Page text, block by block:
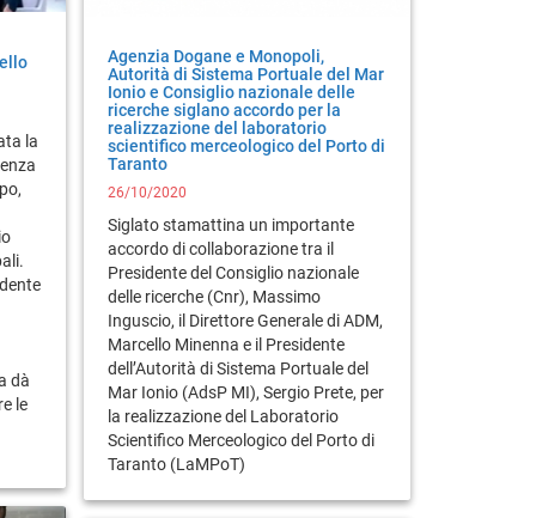
la
dà
le
Agenzia Dogane e Monopoli,
Autorità di Sistema Portuale del Mar
Ionio e Consiglio nazionale delle
ricerche siglano accordo per la
realizzazione del laboratorio
scientifico merceologico del Porto di
Taranto
26/10/2020
Siglato stamattina un importante
accordo di collaborazione tra il
Presidente del Consiglio nazionale
delle ricerche (Cnr), Massimo
Inguscio, il Direttore Generale di ADM,
Marcello Minenna e il Presidente
dell’Autorità di Sistema Portuale del
Mar Ionio (AdsP MI), Sergio Prete, per
la realizzazione del Laboratorio
Scientifico Merceologico del Porto di
Taranto (LaMPoT)